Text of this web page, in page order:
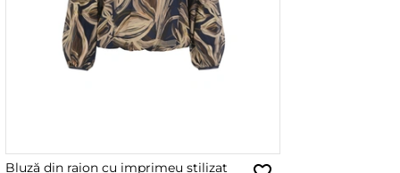
Bluză din raion cu imprimeu stilizat